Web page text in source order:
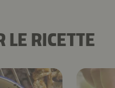
RICETTE